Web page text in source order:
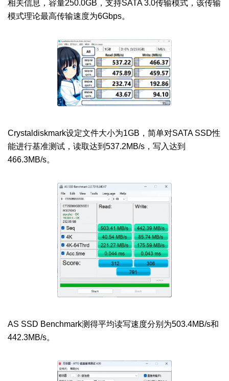
相关信息，容量250.0GB，支持SATA 3.0传输模式，该传输
模式理论最高传输速度为6Gbps。
Crystaldiskmark设定文件大小为1GB，简单对SATA SSD性
能进行基准测试，读取达到537.2MB/s，写入达到
466.3MB/s。
AS SSD Benchmark测得平均读写速度分别为503.4MB/s和
442.3MB/s。